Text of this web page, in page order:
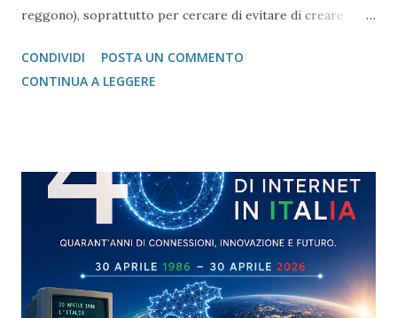
reggono), soprattutto per cercare di evitare di creare
e, soprattutto in tempi come questi dove le materie prime
per costruire nuovi dispositivi sono merce rara a causa di
CONDIVIDI
POSTA UN COMMENTO
CONTINUA A LEGGERE